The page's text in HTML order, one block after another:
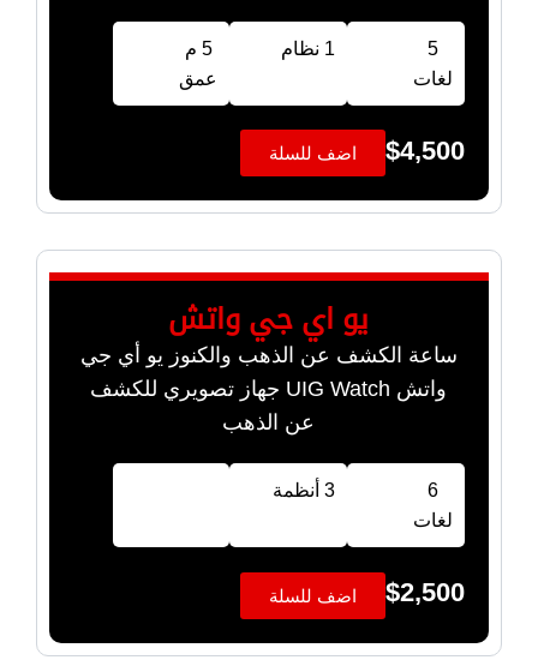
5
لغات
1 نظام
5 م
عمق
$4,500 اضف للسلة
يو اي جي واتش
ساعة الكشف عن الذهب والكنوز يو أي جي
واتش UIG Watch جهاز تصويري للكشف
عن الذهب
6
لغات
3 أنظمة
$2,500 اضف للسلة